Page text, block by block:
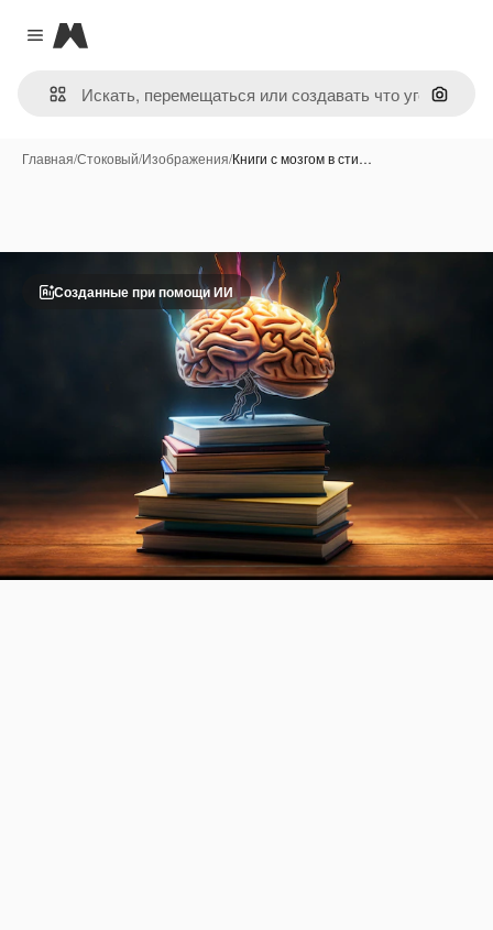
Close menu
Magnific
Поиск
Главная/Стоковый/Изображения/Книги с мозгом в сти…
Созданные при помощи ИИ